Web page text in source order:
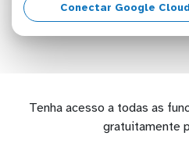
Conectar Google
Tenha acesso a todas as
gratuitamente